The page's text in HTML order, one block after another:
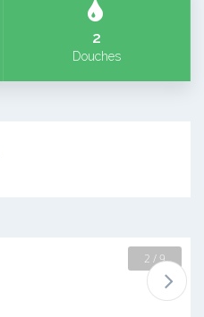
2
Douches
2 / 9